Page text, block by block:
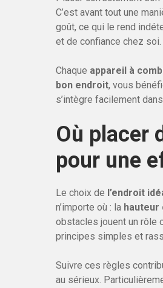
C’est avant tout une
goût, ce qui le rend
et de confiance chez soi.
Chaque appareil à
bon endroit, vous
s’intègre facilement
Où placer
pour une
Le choix de l’endroit
n’importe où : la hauteur
obstacles jouent un rôle
principes simples et
Suivre ces règles
au sérieux.